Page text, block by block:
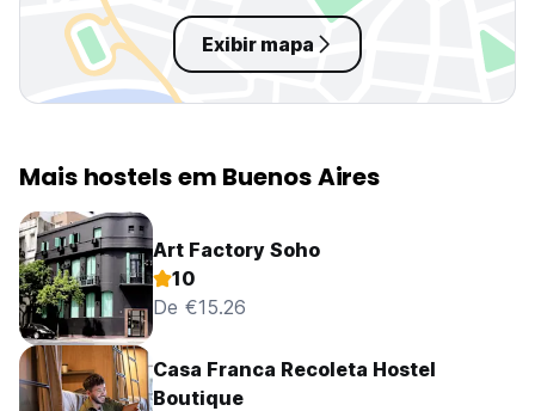
Exibir mapa
Mais hostels em Buenos Aires
Art Factory Soho
10
De €15.26
Casa Franca Recoleta Hostel
Boutique